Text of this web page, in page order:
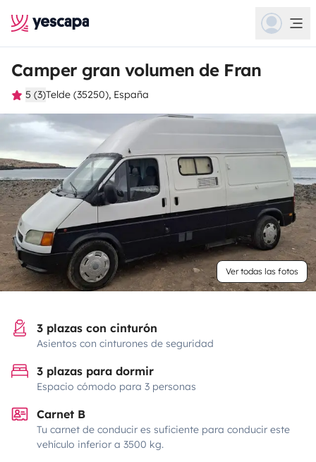
Camper gran volumen de Fran
5 (3)Telde (35250), España
Ver todas las fotos
3 plazas con cinturón
Asientos con cinturones de seguridad
3 plazas para dormir
Espacio cómodo para 3 personas
Carnet B
Tu carnet de conducir es suficiente para conducir este
vehículo inferior a 3500 kg.